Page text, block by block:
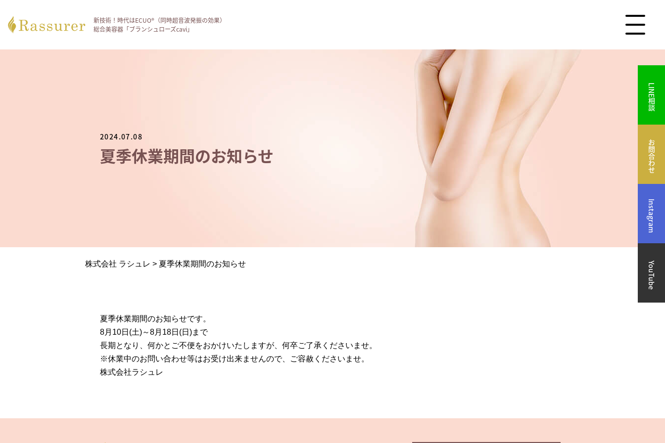
新技術！時代はECUO®（同時超音波発振の効果）
総合美容器「ブランシュローズcavi」
LINE相談
お問合わせ
Instagram
YouTube
2024.07.08
夏季休業期間のお知らせ
株式会社 ラシュレ > 夏季休業期間のお知らせ
夏季休業期間のお知らせです。
8月10日(土)～8月18日(日)まで
長期となり、何かとご不便をおかけいたしますが、何卒ご了承くださいませ。
※休業中のお問い合わせ等はお受け出来ませんので、ご容赦くださいませ。
株式会社ラシュレ